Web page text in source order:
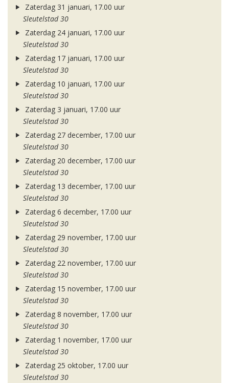
Zaterdag 31 januari, 17.00 uur
Sleutelstad 30
Zaterdag 24 januari, 17.00 uur
Sleutelstad 30
Zaterdag 17 januari, 17.00 uur
Sleutelstad 30
Zaterdag 10 januari, 17.00 uur
Sleutelstad 30
Zaterdag 3 januari, 17.00 uur
Sleutelstad 30
Zaterdag 27 december, 17.00 uur
Sleutelstad 30
Zaterdag 20 december, 17.00 uur
Sleutelstad 30
Zaterdag 13 december, 17.00 uur
Sleutelstad 30
Zaterdag 6 december, 17.00 uur
Sleutelstad 30
Zaterdag 29 november, 17.00 uur
Sleutelstad 30
Zaterdag 22 november, 17.00 uur
Sleutelstad 30
Zaterdag 15 november, 17.00 uur
Sleutelstad 30
Zaterdag 8 november, 17.00 uur
Sleutelstad 30
Zaterdag 1 november, 17.00 uur
Sleutelstad 30
Zaterdag 25 oktober, 17.00 uur
Sleutelstad 30